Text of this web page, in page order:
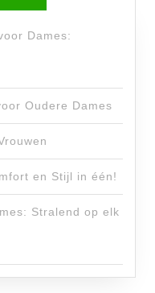
Dames:
Oudere Dames
en Stijl in één!
Stralend op elk